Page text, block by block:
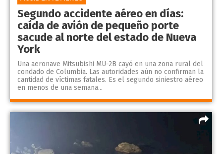
Segundo accidente aéreo en días:
caída de avión de pequeño porte
sacude al norte del estado de Nueva
York
Una aeronave Mitsubishi MU-2B cayó en una zona rural del
condado de Columbia. Las autoridades aún no confirman la
cantidad de víctimas fatales. Es el segundo siniestro aéreo
en menos de una semana...